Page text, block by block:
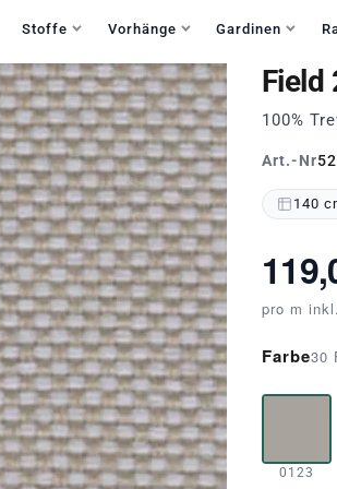
Stoffe Vorhänge Gardinen
Field
100%
Art.-Nr
140
pro m
Farbe30
0123